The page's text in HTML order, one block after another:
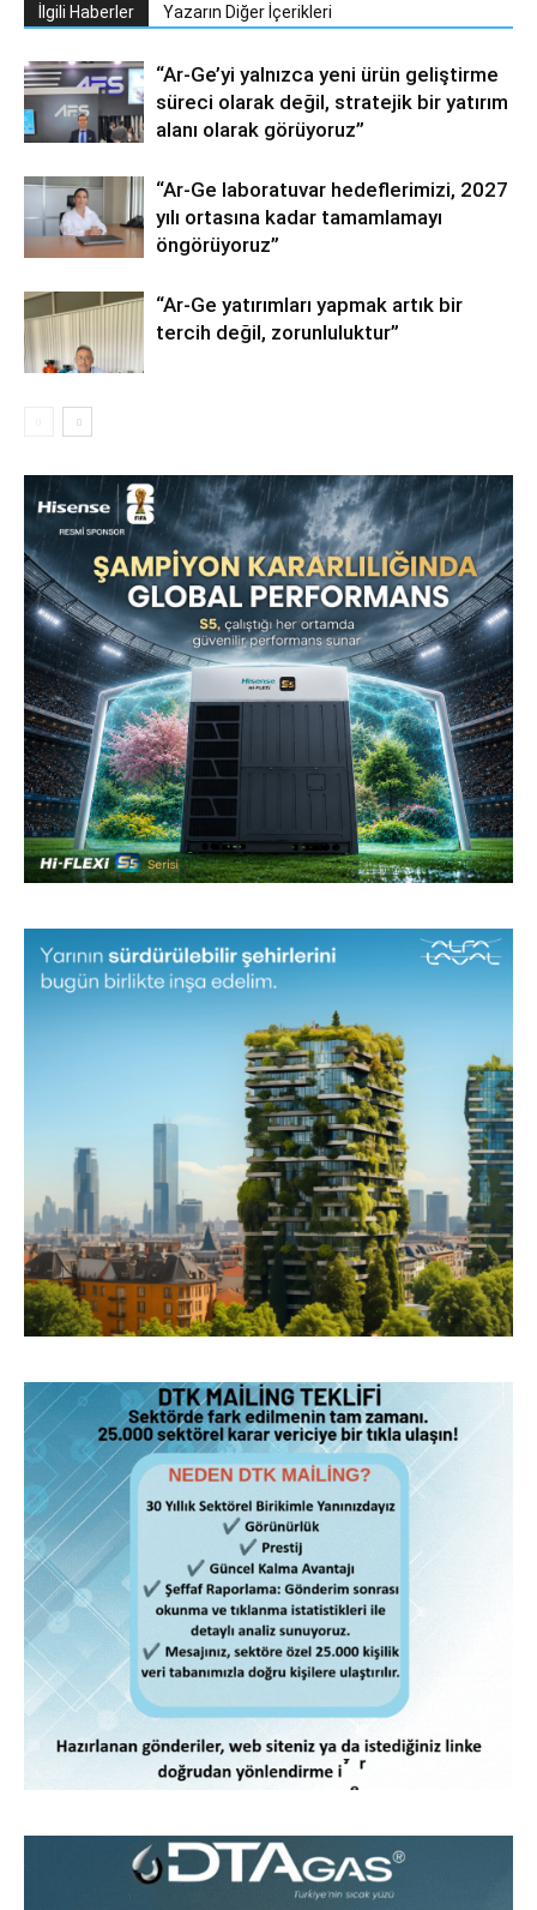
İlgili Haberler Yazarın Diğer İçerikleri
“Ar-Ge’yi yalnızca yeni ürün geliştirme
süreci olarak değil, stratejik bir yatırım
alanı olarak görüyoruz”
“Ar-Ge laboratuvar hedeflerimizi, 2027
yılı ortasına kadar tamamlamayı
öngörüyoruz”
“Ar-Ge yatırımları yapmak artık bir
tercih değil, zorunluluktur”